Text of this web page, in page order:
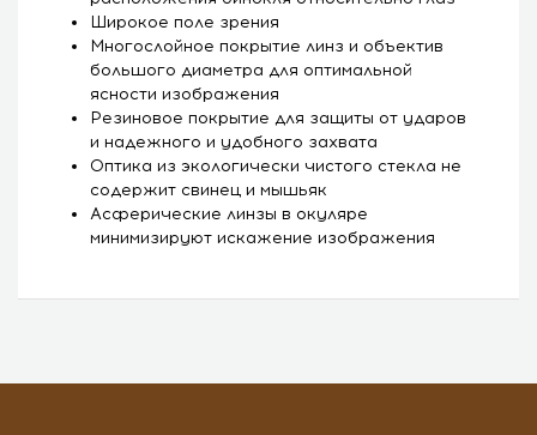
Широкое поле зрения
Многослойное покрытие линз и объектив
большого диаметра для оптимальной
ясности изображения
Резиновое покрытие для защиты от ударов
и надежного и удобного захвата
Оптика из экологически чистого стекла не
содержит свинец и мышьяк
Асферические линзы в окуляре
минимизируют искажение изображения